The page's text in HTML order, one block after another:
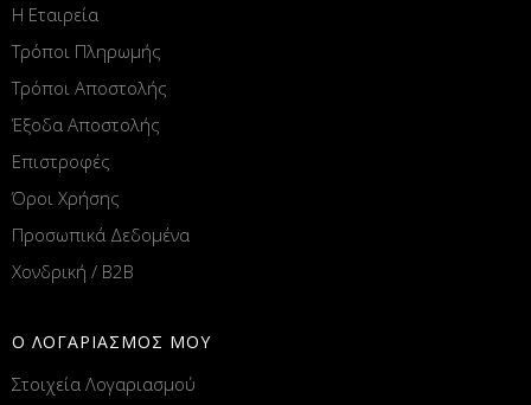
Η Εταιρεία
Τρόποι Πληρωμής
Τρόποι Αποστολής
Έξοδα Αποστολής
Επιστροφές
Όροι Χρήσης
Προσωπικά Δεδομένα
Χονδρική / B2B
Ο ΛΟΓΑΡΙΑΣΜΟΣ ΜΟΥ
Στοιχεία Λογαριασμού